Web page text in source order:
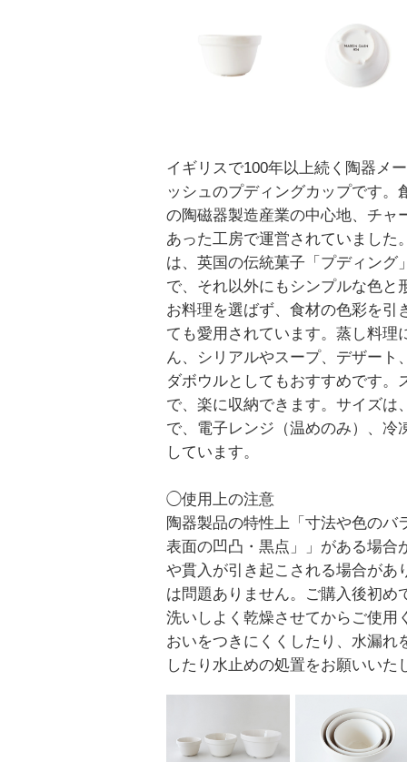
イギリスで100年以上続く陶器メ
ッシュのプディングカップです。
の陶磁器製造産業の中心地、チャ
あった工房で運営されていました
は、英国の伝統菓子「プディング
で、それ以外にもシンプルな色と
お料理を選ばず、食材の色彩を引
ても愛用されています。蒸し料理
ん、シリアルやスープ、デザート
ダボウルとしてもおすすめです。
で、楽に収納できます。サイズは
で、電子レンジ（温めのみ）、冷
しています。
◯使用上の注意
陶器製品の特性上「寸法や色のバ
表面の凹凸・黒点」」がある場合
や貫入が引き起こされる場合があ
は問題ありません。ご購入後初め
洗いしよく乾燥させてからご使用
おいをつきにくくしたり、水漏れ
したり水止めの処置をお願いいた